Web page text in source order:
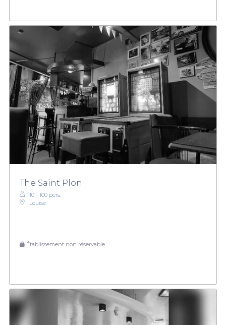
The Saint Plon
10 - 100 pers.
Louise
Établissement non réservable